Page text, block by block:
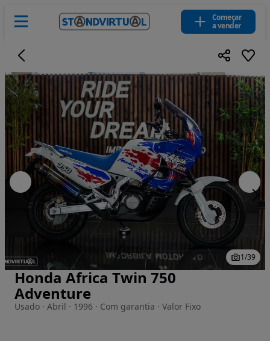
Começar
a vender
Imagem 1 de 39
1/39
Honda Africa Twin 750
Adventure
Usado · Abril · 1996 · Com garantia · Valor Fixo